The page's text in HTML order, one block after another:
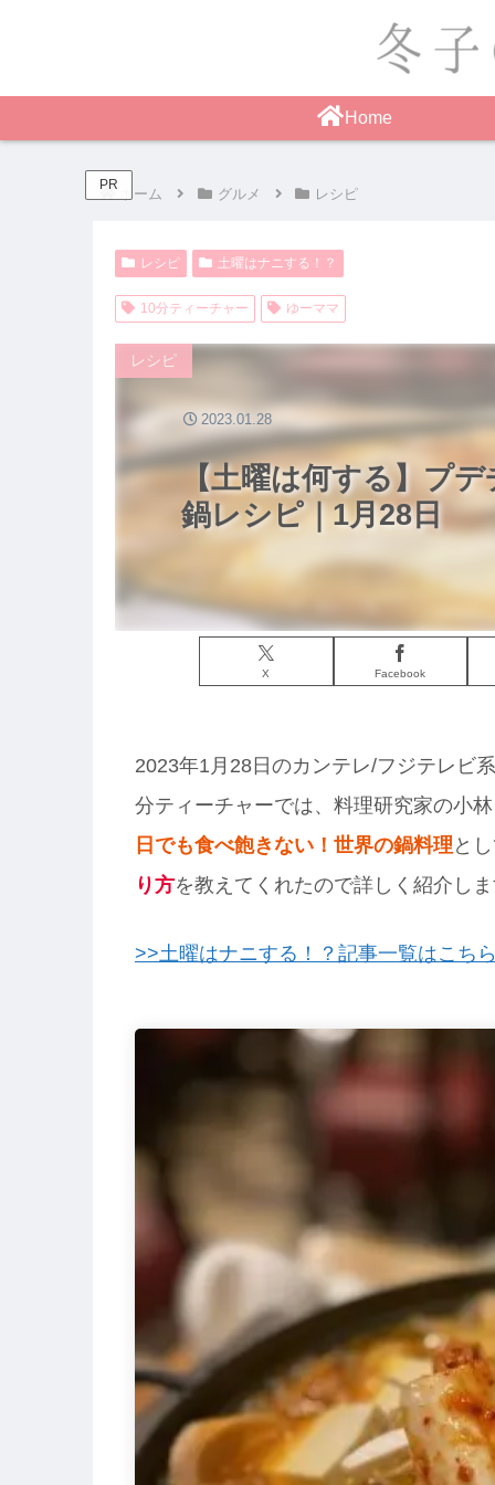
Home
PR
ホーム グルメ レシピ
レシピ 土曜はナニする！？
10分ティーチャー ゆーママ
【土曜は何する】プ
鍋レシピ｜1月28日
レシピ
X Facebook
2023.01.28
2023年1月28日のカンテレ/フジテレビ
分ティーチャーでは、料理研究家の小
日でも食べ飽きない！世界の鍋料理 と
り方を教えてくれたので詳しく紹介し
>>土曜はナニする！？記事一覧はこち